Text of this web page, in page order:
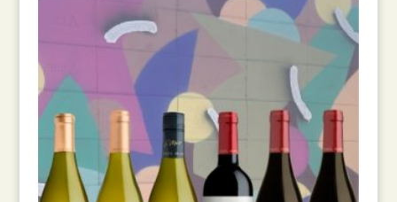
popularité